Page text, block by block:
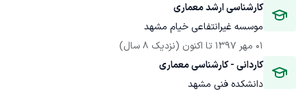
کارشناسی ارشد معماری
موسسه غیرانتفاعی خیام مشهد
01 مهر 1397
تا اکنون (نزدیک 8 سال)
کاردانی - کارشناسی معماری
دانشکده فنی مشهد